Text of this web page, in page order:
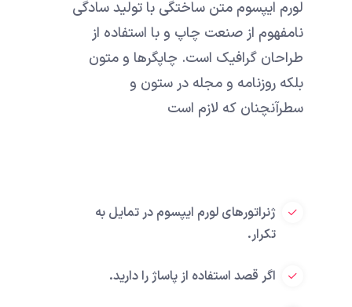
لورم ایپسوم متن ساختگی با تولید سادگی
نامفهوم از صنعت چاپ و با استفاده از
طراحان گرافیک است. چاپگرها و متون
بلکه روزنامه و مجله در ستون و
سطرآنچنان که لازم است
ژنراتورهای لورم ایپسوم در تمایل به
تکرار.
اگر قصد استفاده از پاساژ را دارید.